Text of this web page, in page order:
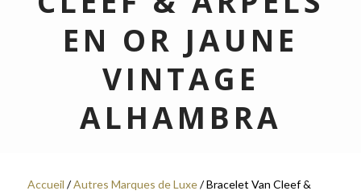
EN OR JAUNE
VINTAGE
ALHAMBRA
Accueil /Autres Marques de Luxe/ Bracelet Van Cleef &